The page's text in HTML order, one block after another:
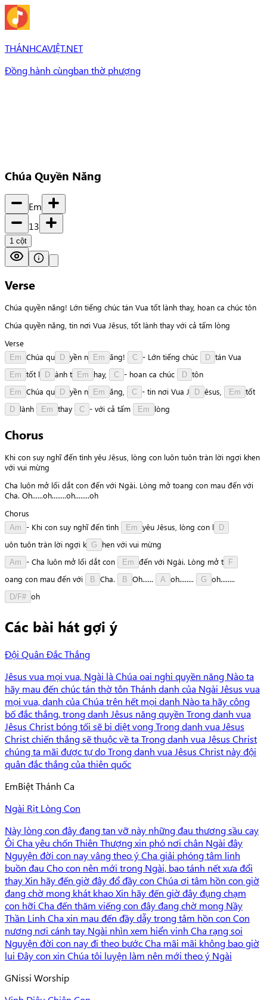
THÁNHCAVIỆT.NET
Đồng hành cùngban thờ phượng
Chúa Quyền Năng
Em
13
1 cột
Verse
Chúa quyền năng! Lớn tiếng chúc tán Vua tốt lành thay, hoan ca chúc tôn
Chúa quyền năng, tin nơi Vua Jêsus, tốt lành thay với cả tấm lòng
Verse
Em Chúa qu D yền n Em ăng! C - Lớn tiếng chúc D tán Vua
Em tốt l D ành t Em hay, C - hoan ca chúc D tôn
Em Chúa qu D yền n Em ăng C - tin nơi Vua J D êsus Em tốt
D lành Em thay C - với cả tấm Em lòng
Chorus
Khi con suy nghĩ đến tình yêu Jêsus, lòng con luôn tuôn tràn lời ngợi khen
với vui mừng
Cha luôn mở lối dắt con đến với Ngài. Lòng mở toang con mau đến với
Cha. Oh......oh........oh........oh
Chorus
Am - Khi con suy nghĩ đến tình Em yêu Jêsus, lòng con l D
uôn tuôn tràn lời ngợi k G hen với vui mừng
Am - Cha luôn mở lối dắt con Em đến với Ngài. Lòng mở t F
oang con mau đến với B Cha. B Oh...... A oh........ G oh........
D/F# oh
Các bài hát gợi ý
Đội Quân Đắc Thắng
Jêsus vua mọi vua, Ngài là Chúa oai nghi quyền năng Nào ta
hãy mau đến chúc tán thờ tôn Thánh danh của Ngài Jêsus vua
mọi vua, danh của Chúa trên hết mọi danh Nào ta hãy công
bố đắc thắng, trong danh Jêsus năng quyền Trong danh vua
Jêsus Christ bóng tối sẽ bi diệt vong Trong danh vua Jêsus
Christ chiến thắng sẽ thuộc về ta Trong danh vua Jêsus Christ
chúng ta mãi được tự do Trong danh vua Jêsus Christ này đội
quân đắc thắng của thiên quốc
EmBiệt Thánh Ca
Ngài Rịt Lòng Con
Này lòng con đây đang tan vỡ này những đau thương sầu cay
Ôi Cha yêu chốn Thiên Thượng xin phó nơi chân Ngài đây
Nguyện đời con nay vâng theo ý Cha giải phóng tâm linh
buồn đau Cho con nên mới trong Ngài, bao tánh nết xưa đổi
thay Xin hãy đến giờ đây đổ đầy con Chúa ơi tâm hồn con giờ
đang chờ mong khát khao Xin hãy đến giờ đây đụng chạm
con hỡi Cha đến thăm viếng con đây đang chờ mong Nầy
Thần Linh Cha xin mau đến đầy dẫy trong tâm hồn con Con
nương nơi cánh tay Ngài nhìn xem hiển vinh Cha rạng soi
Nguyện đời con nay đi theo bước Cha mãi mãi không bao giờ
lui Đây con xin Chúa tôi luyện làm nên mới theo ý Ngài
GNissi Worship